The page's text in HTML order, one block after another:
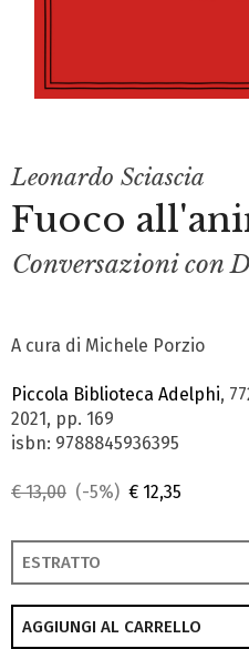
Leonardo Sciascia
Fuoco
Conversazioni con
A cura di Michele Porzio
Piccola Biblioteca Adelphi,
2021, pp. 169
isbn: 9788845936395
€ 13,00 (-5%) € 12,35
ESTRATTO
AGGIUNGI AL CARRELLO